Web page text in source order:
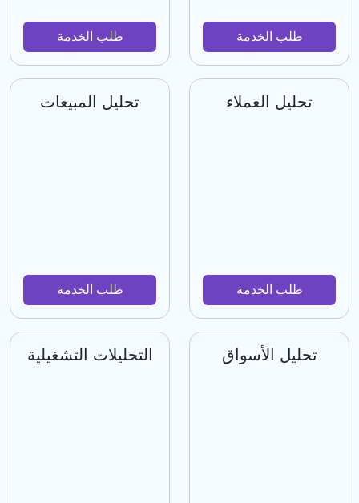
طلب الخدمة طلب الخدمة
تحليل العملاء
طلب الخدمة
تحليل المبيعات
طلب الخدمة
تحليل الأسواق التحليلات التشغيلية